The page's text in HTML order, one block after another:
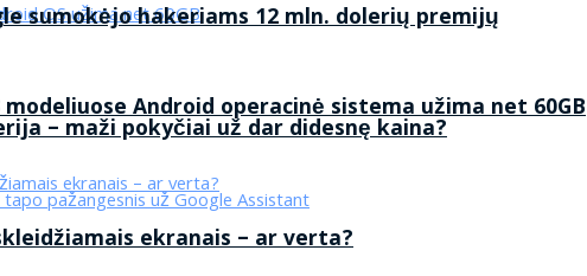
modeliuose Android operacinė sistema užima net 60GB
sumokėjo hakeriams 12 mln. dolerių premijų
– maži pokyčiai už dar didesnę kaina?
ekranais – ar verta?